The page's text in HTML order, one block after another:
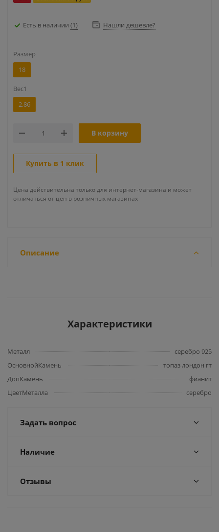
Есть в наличии (1) Нашли дешевле?
Размер
18
Вес1
2,86
В корзину
Купить в 1 клик
Цена действительна только для интернет-магазина и может
отличаться от цен в розничных магазинах
Описание
Характеристики
Металл
серебро 925
ОсновнойКамень
топаз лондон гт
ДопКамень
фианит
ЦветМеталла
серебро
Задать вопрос
Наличие
Отзывы